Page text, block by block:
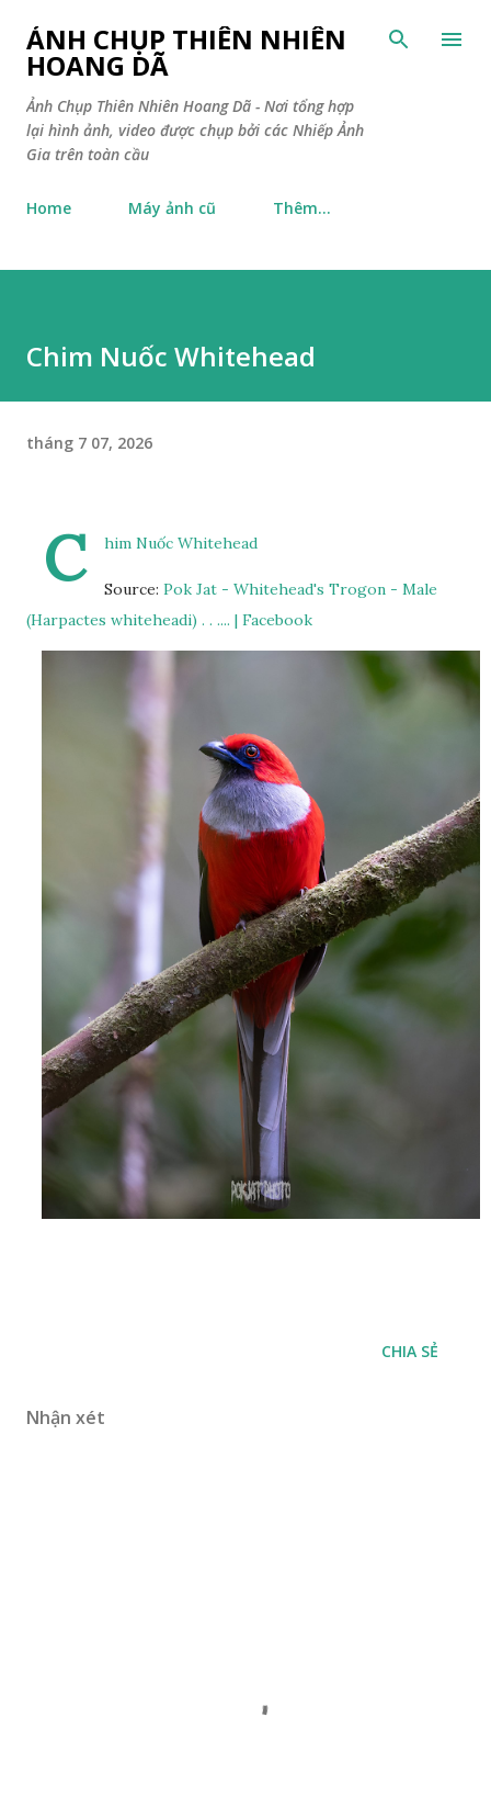
Chuyển đến nội dung chính
ẢNH CHỤP THIÊN NHIÊN
HOANG DÃ
Ảnh Chụp Thiên Nhiên Hoang Dã - Nơi tổng hợp
lại hình ảnh, video được chụp bởi các Nhiếp Ảnh
Gia trên toàn cầu
Home Máy ảnh cũ Thêm…
Chim Nuốc Whitehead
tháng 7 07, 2026
C him Nuốc Whitehead
Source: Pok Jat - Whitehead's Trogon - Male
(Harpactes whiteheadi) . . .... | Facebook
CHIA SẺ
Nhận xét